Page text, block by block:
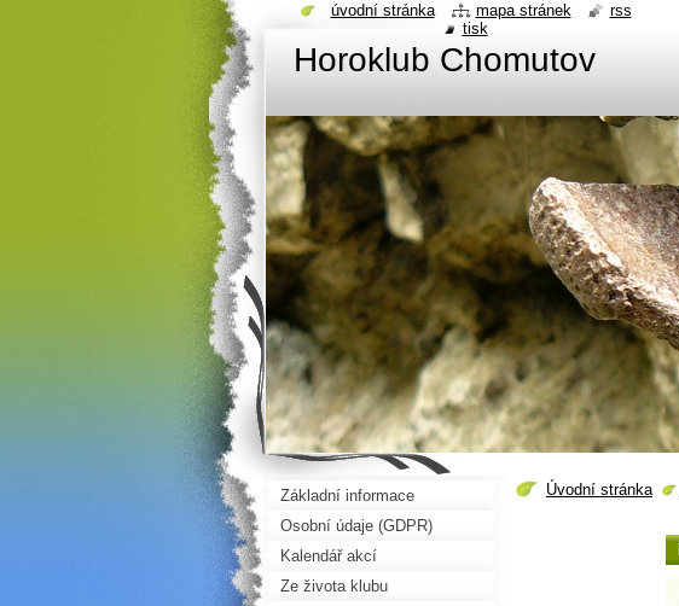
Horoklub Chomutov
Úvodní stránka
Základní informace
Osobní údaje (GDPR)
Kalendář akcí
Ze života klubu
úvodní stránka mapa stránek
rss
tisk